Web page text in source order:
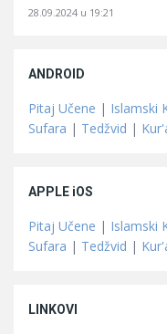
28.09.2024 u 19:21
ANDROID
Pitaj Učene | Islamski
Sufara | Tedžvid |
APPLE iOS
Pitaj Učene | Islamski
Sufara | Tedžvid |
LINKOVI